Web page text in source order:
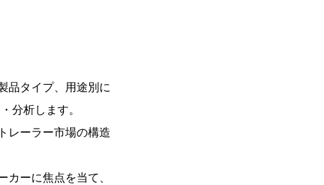
品タイプ、用途別に
分析します。
レーラー市場の構造
ーに焦点を当て、